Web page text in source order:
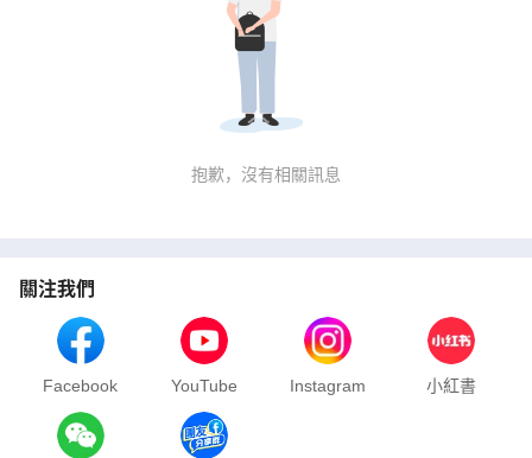
抱歉，沒有相關訊息
關注我們
Facebook YouTube Instagram 小紅書